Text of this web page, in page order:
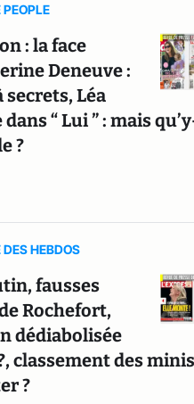
PEOPLE
: la face
Deneuve :
Léa
“ Lui ” : mais
?
DES HEBDOS
fausses
Rochefort,
dédiabolisée
classement des
?